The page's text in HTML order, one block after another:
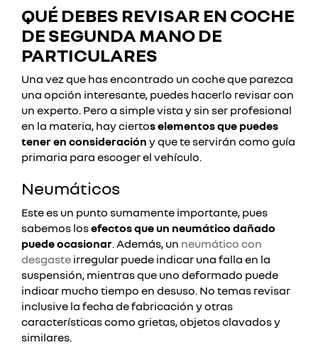
QUÉ DEBES REVISAR EN COCHE
DE SEGUNDA MANO DE
PARTICULARES
Una vez que has encontrado un coche que parezca
una opción interesante, puedes hacerlo revisar con
un experto. Pero a simple vista y sin ser profesional
en la materia, hay ciertos elementos que puedes
tener en consideración y que te servirán como guía
primaria para escoger el vehículo.
Neumáticos
Este es un punto sumamente importante, pues
sabemos losefectos que un neumático dañado
puede ocasionar. Además, un neumático con
desgaste irregular puede indicar una falla en la
suspensión, mientras que uno deformado puede
indicar mucho tiempo en desuso. No temas revisar
inclusive la fecha de fabricación y otras
características como grietas, objetos clavados y
similares.